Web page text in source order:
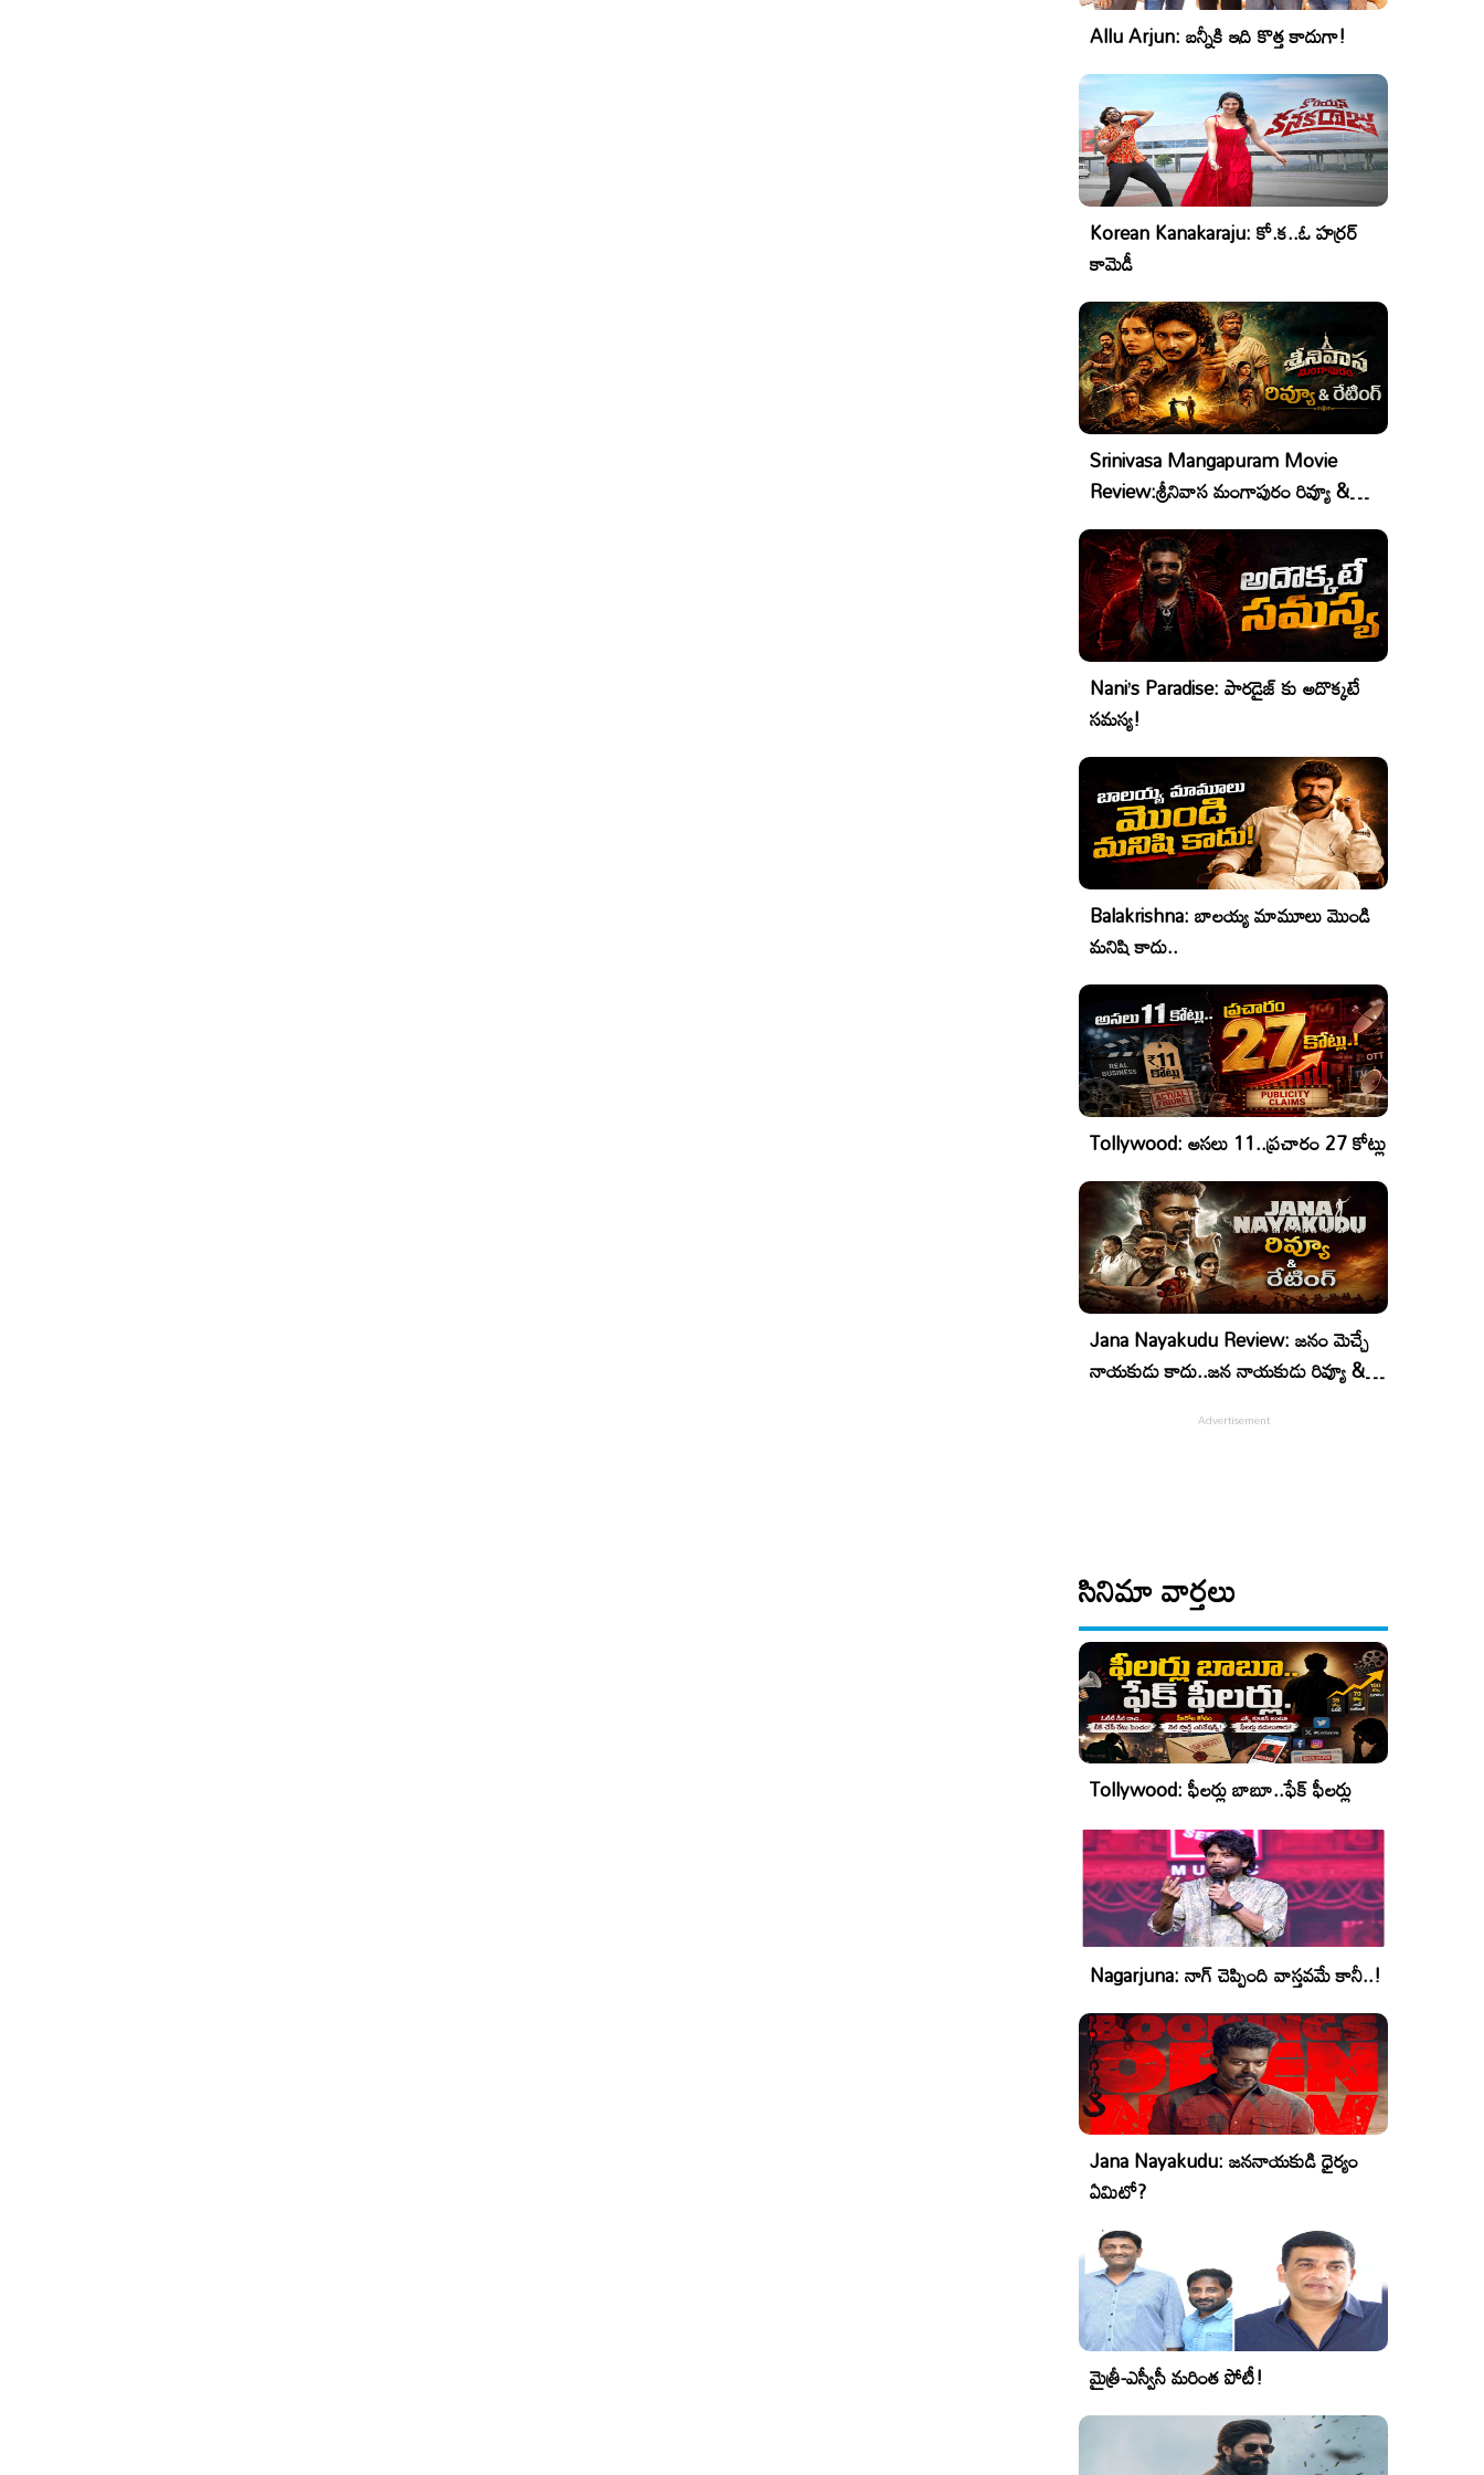
Allu Arjun: బన్నీకి ఇది కొత్త కాదుగా!
Korean Kanakaraju: కో.క..ఓ హర్రర్
కామెడీ
Srinivasa Mangapuram Movie
Review:శ్రీనివాస మంగాపురం రివ్యూ &
రేటింగ్
Nani’s Paradise: పారడైజ్ కు అదొక్కటే
సమస్య!
Balakrishna: బాలయ్య మామూలు మొండి
మనిషి కాదు..
Tollywood: అసలు 11..ప్రచారం 27 కోట్లు
Jana Nayakudu Review: జనం మెచ్చే
నాయకుడు కాదు..జన నాయకుడు రివ్యూ &
సినిమా వార్తలు
Tollywood: ఫీలర్లు బాబూ..ఫేక్ ఫీలర్లు
Nagarjuna: నాగ్ చెప్పింది వాస్తవమే కానీ..!
Jana Nayakudu: జననాయకుడి ధైర్యం
ఏమిటో?
మైత్రీ-ఎస్వీసీ మరింత పోటీ!